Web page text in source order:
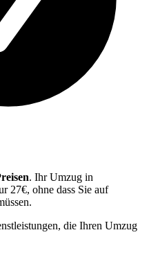
. Ihr Umzug in
27€, ohne dass Sie auf
die Ihren Umzug